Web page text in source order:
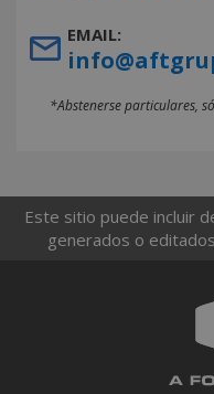
EMAIL:
*Abstenerse particulares,
Este sitio puede incluir
generados o